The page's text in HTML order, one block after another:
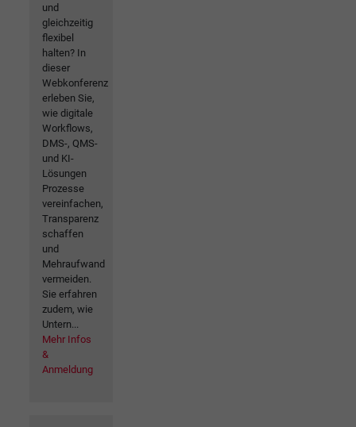
und
gleichzeitig
flexibel
halten? In
dieser
Webkonferenz
erleben Sie,
wie digitale
Workflows,
DMS-, QMS-
und KI-
Lösungen
Prozesse
vereinfachen,
Transparenz
schaffen
und
Mehraufwand
vermeiden.
Sie erfahren
zudem, wie
Untern...
Mehr Infos
&
Anmeldung